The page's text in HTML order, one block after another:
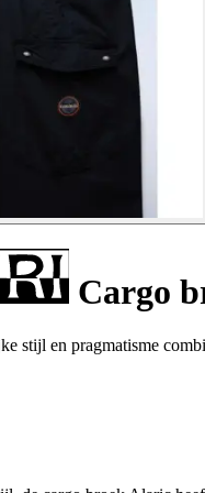
Cargo
stijl en pragmatisme